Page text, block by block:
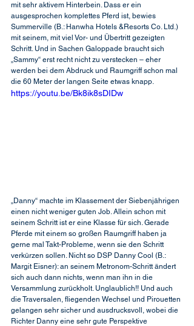
mit sehr aktivem Hinterbein. Dass er ein
ausgesprochen komplettes Pferd ist, bewies
Summerville (B.: Hanwha Hotels &Resorts Co. Ltd.)
mit seinem, mit viel Vor- und Übertritt gezeigten
Schritt. Und in Sachen Galoppade braucht sich
„Sammy“ erst recht nicht zu verstecken – eher
werden bei dem Abdruck und Raumgriff schon mal
die 60 Meter der langen Seite etwas knapp.
https://youtu.be/Bk8ik8sDIDw
„Danny“ machte im Klassement der Siebenjährigen
einen nicht weniger guten Job. Allein schon mit
seinem Schritt ist er eine Klasse für sich. Gerade
Pferde mit einem so großen Raumgriff haben ja
gerne mal Takt-Probleme, wenn sie den Schritt
verkürzen sollen. Nicht so DSP Danny Cool (B.:
Margit Eisner): an seinem Metronom-Schritt ändert
sich auch dann nichts, wenn man ihn in die
Versammlung zurückholt. Unglaublich!! Und auch
die Traversalen, fliegenden Wechsel und Pirouetten
gelangen sehr sicher und ausdrucksvoll, wobei die
Richter Danny eine sehr gute Perspektive